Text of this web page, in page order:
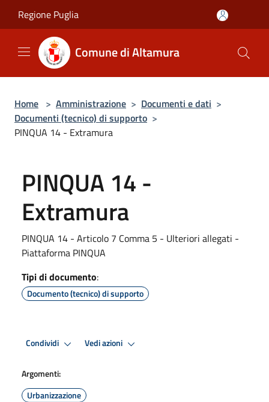
Regione Puglia
Comune di Altamura
Home > Amministrazione > Documenti e dati >
Documenti (tecnico) di supporto >
PINQUA 14 - Extramura
PINQUA 14 -
Extramura
PINQUA 14 - Articolo 7 Comma 5 - Ulteriori allegati -
Piattaforma PINQUA
Tipi di documento:
Documento (tecnico) di supporto
Condividi Vedi azioni
Argomenti:
Urbanizzazione